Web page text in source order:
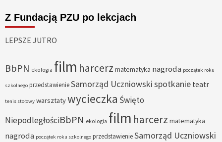
Z Fundacją PZU po lekcjach
LEPSZE JUTRO
BbPN ekologia film harcerz matematyka nagroda początek roku
szkolnego przedstawienieSamorząd Uczniowskispotkanie teatr
tenis stołowy warsztatywycieczka Święto
NiepodległościBbPN ekologia film harcerz matematyka
nagroda początek roku szkolnego przedstawienieSamorząd Uczniowski